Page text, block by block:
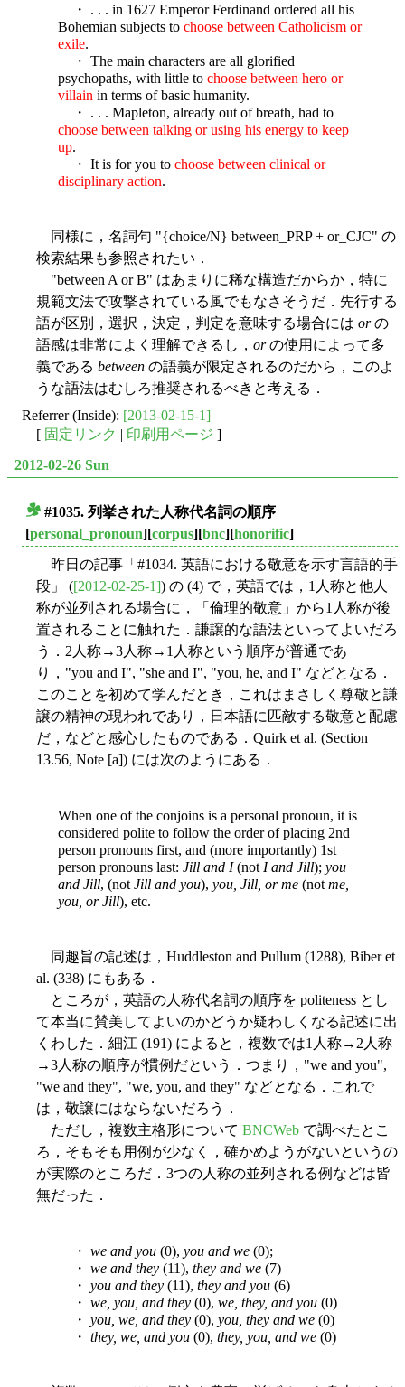
・ . . . in 1627 Emperor Ferdinand ordered all his
Bohemian subjects to choose between Catholicism or
exile.
・ The main characters are all glorified
psychopaths, with little to choose between hero or
villain in terms of basic humanity.
・ . . . Mapleton, already out of breath, had to
choose between talking or using his energy to keep
up.
・ It is for you to choose between clinical or
disciplinary action.
同様に，名詞句 "{choice/N} between_PRP + or_CJC" の
検索結果も参照されたい．
"between A or B" はあまりに稀な構造だからか，特に
規範文法で攻撃されている風でもなさそうだ．先行する
語が区別，選択，決定，判定を意味する場合には orの
語感は非常によく理解できるし， orの使用によって多
義である between の語義が限定されるのだから，このよ
うな語法はむしろ推奨されるべきと考える．
Referrer (Inside): [2013-02-15-1]
[ 固定リンク | 印刷用ページ ]
2012-02-26 Sun
#1035. 列挙された人称代名詞の順序
[personal_pronoun][corpus][bnc][honorific]
昨日の記事「#1034. 英語における敬意を示す言語的手
段」 ([2012-02-25-1]) の (4) で，英語では，1人称と他人
称が並列される場合に，「倫理的敬意」から1人称が後
置されることに触れた．謙譲的な語法といってよいだろ
う．2人称→3人称→1人称という順序が普通であ
り，"you and I", "she and I", "you, he, and I" などとなる．
このことを初めて学んだとき，これはまさしく尊敬と謙
譲の精神の現われであり，日本語に匹敵する敬意と配慮
だ，などと感心したものである．Quirk et al. (Section
13.56, Note [a]) には次のようにある．
When one of the conjoins is a personal pronoun, it is
considered polite to follow the order of placing 2nd
person pronouns first, and (more importantly) 1st
person pronouns last: Jill and I(not I and Jill); you
and Jill, (not Jill and you), you, Jill, or me (not me,
you, or Jill), etc.
同趣旨の記述は，Huddleston and Pullum (1288), Biber et
al. (338) にもある．
ところが，英語の人称代名詞の順序を politeness とし
て本当に賛美してよいのかどうか疑わしくなる記述に出
くわした．細江 (191) によると，複数では1人称→2人称
→3人称の順序が慣例だという．つまり，"we and you",
"we and they", "we, you, and they" などとなる．これで
は，敬譲にはならないだろう．
ただし，複数主格形について BNCWeb で調べたとこ
ろ，そもそも用例が少なく，確かめようがないというの
が実際のところだ．3つの人称の並列される例などは皆
無だった．
・ we and you (0), you and we (0);
・ we and they (11), they and we (7)
・ you and they (11), they and you (6)
・ we, you, and they (0), we, they, and you (0)
・ you, we, and they (0), you, they and we (0)
・ they, we, and you (0), they, you, and we (0)